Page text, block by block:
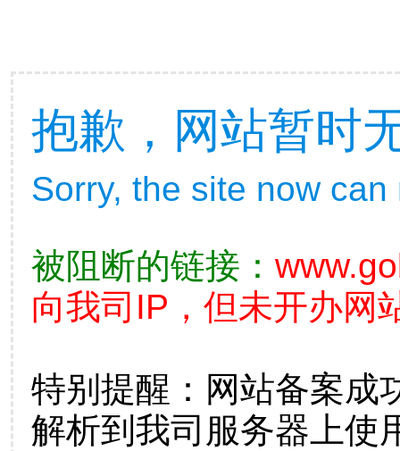
抱歉，网站暂时
Sorry, the site now
被阻断的链接：
向我司IP，但未开办网
特别提醒：网站备案成
解析到我司服务器上使